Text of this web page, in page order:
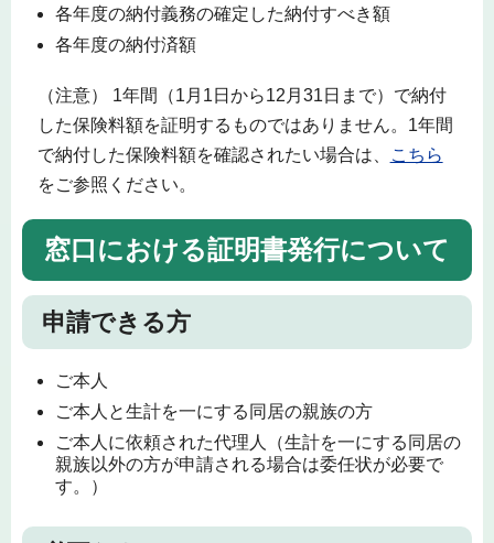
各年度の納付義務の確定した納付すべき額
各年度の納付済額
（注意） 1年間（1月1日から12月31日まで）で納付
した保険料額を証明するものではありません。1年間
で納付した保険料額を確認されたい場合は、
こちら
をご参照ください。
窓口における証明書発行について
申請できる方
ご本人
ご本人と生計を一にする同居の親族の方
ご本人に依頼された代理人（生計を一にする同居の
親族以外の方が申請される場合は委任状が必要で
す。）